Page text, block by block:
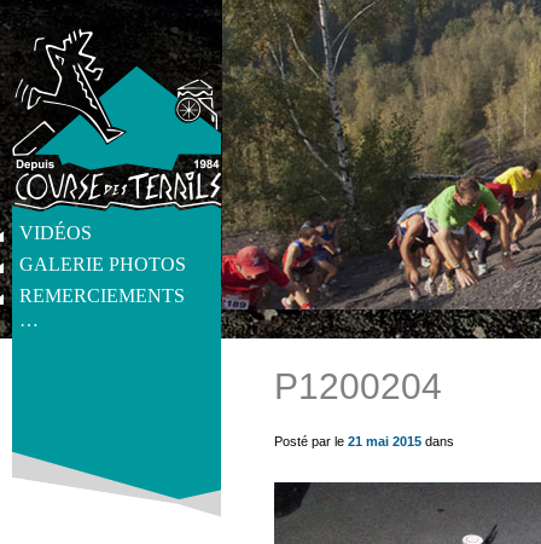
VIDÉOS
GALERIE PHOTOS
REMERCIEMENTS
…
get_post_meta(get_the_ID(), 'thumb', true) ?>
P1200204
Posté par le 21 mai 2015 dans